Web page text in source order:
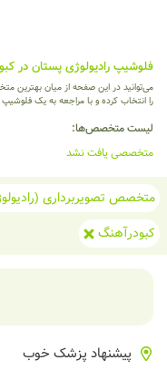
فلوشیپ رادیولوژی پستان در
می‌توانید در این صفحه از میان بهترین
را انتخاب کرده و با مراجعه به یک
لیست متخصص‌ها:
متخصصی یافت نشد
متخصص تصویربرداری
کبودرآهنگ
پیشنهاد پزشک خوب